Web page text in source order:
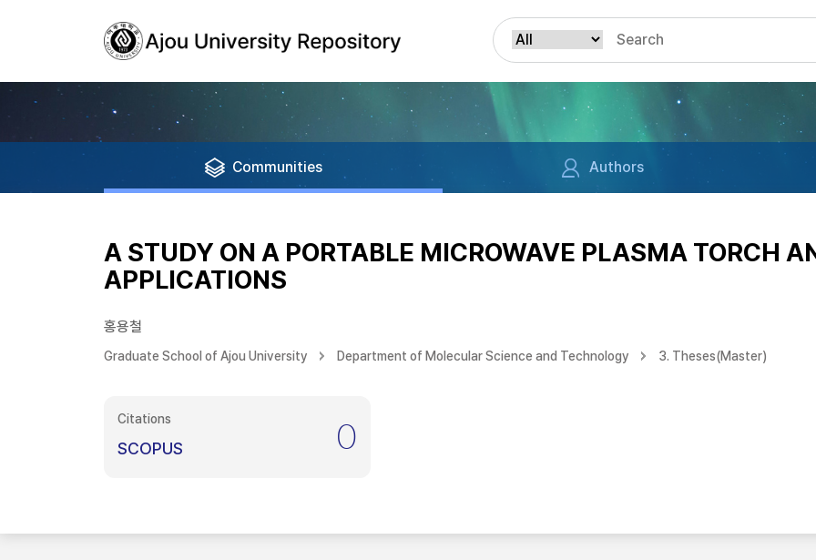
Communities Authors
A STUDY ON A PORTABLE MICROWAVE PLASMA TORCH
APPLICATIONS
홍용철
Graduate School of Ajou University Department of Molecular Science and Technology 3. Theses(Master)
Citations
SCOPUS 0